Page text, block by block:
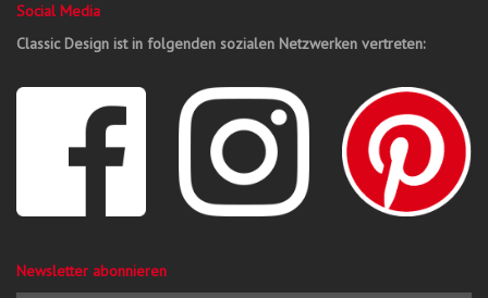
Social Media
Classic Design ist in folgenden sozialen Netzwerken vertreten:
Newsletter abonnieren